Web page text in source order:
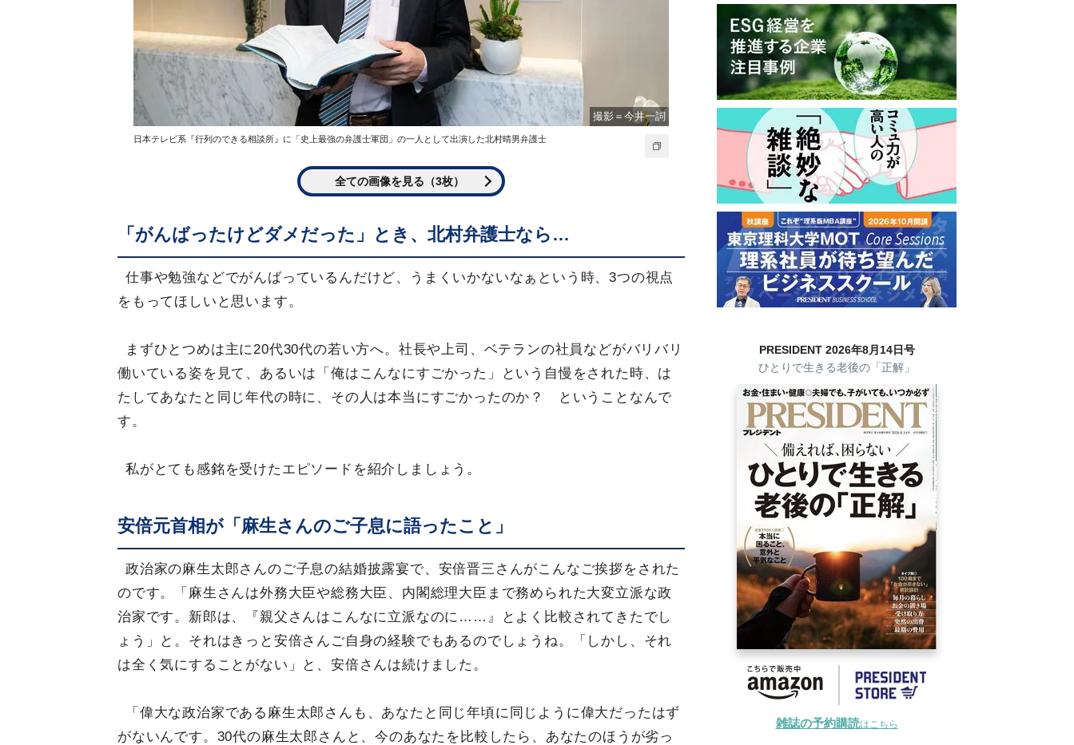
撮影＝今井一詞
日本テレビ系『行列のできる相談所』に「史上最強の弁護士軍団」の一人として出演した北村晴男弁護士
全ての画像を見る（3枚）
「がんばったけどダメだった」とき、北村弁護士なら…
仕事や勉強などでがんばっているんだけど、うまくいかないなぁという時、3つの視点
をもってほしいと思います。
まずひとつめは主に20代30代の若い方へ。社長や上司、ベテランの社員などがバリバリ
働いている姿を見て、あるいは「俺はこんなにすごかった」という自慢をされた時、は
たしてあなたと同じ年代の時に、その人は本当にすごかったのか？ ということなんで
す。
私がとても感銘を受けたエピソードを紹介しましょう。
安倍元首相が「麻生さんのご子息に語ったこと」
政治家の麻生太郎さんのご子息の結婚披露宴で、安倍晋三さんがこんなご挨拶をされた
のです。「麻生さんは外務大臣や総務大臣、内閣総理大臣まで務められた大変立派な政
治家です。新郎は、『親父さんはこんなに立派なのに……』とよく比較されてきたでし
ょう」と。それはきっと安倍さんご自身の経験でもあるのでしょうね。「しかし、それ
は全く気にすることがない」と、安倍さんは続けました。
「偉大な政治家である麻生太郎さんも、あなたと同じ年頃に同じように偉大だったはず
がないんです。30代の麻生太郎さんと、今のあなたを比較したら、あなたのほうが劣っ
PRESIDENT 2026年8月14日号
ひとりで生きる老後の「正解」
雑誌の予約購読はこちら